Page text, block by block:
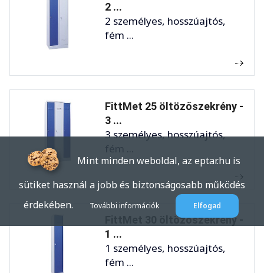
2 ...
2 személyes, hosszúajtós,
fém ...
FittMet 25 öltözőszekrény -
3 ...
3 személyes, hosszúajtós,
fém ...
FittMet 30 öltözőszekrény -
1 ...
1 személyes, hosszúajtós,
fém ...
Mint minden weboldal, az eptar.hu is
sütiket használ a jobb és biztonságosabb működés
érdekében.
További információk Elfogad